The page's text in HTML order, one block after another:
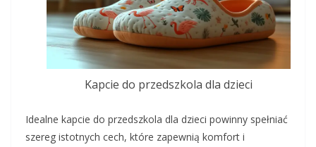
Kapcie do przedszkola dla dzieci
Idealne kapcie do przedszkola dla dzieci powinny spełniać
szereg istotnych cech, które zapewnią komfort i